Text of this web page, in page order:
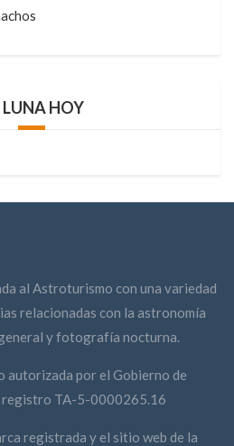
LUNA HOY
al Astroturismo con una variedad
relacionadas con la astronomía
y fotografía nocturna.
autorizada por el Gobierno de
registro TA-5-0000265.16
registrada y el sitio web de la